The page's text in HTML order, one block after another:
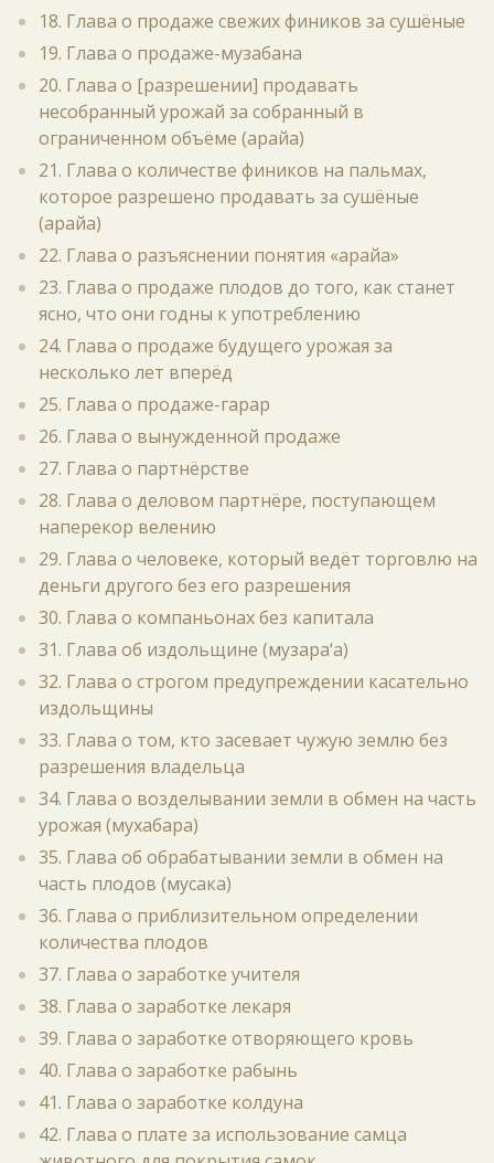
18. Глава о продаже свежих фиников за сушёные
19. Глава о продаже-музабана
20. Глава о [разрешении] продавать
несобранный урожай за собранный в
ограниченном объёме (арайа)
21. Глава о количестве фиников на пальмах,
которое разрешено продавать за сушёные
(арайа)
22. Глава о разъяснении понятия «арайа»
23. Глава о продаже плодов до того, как станет
ясно, что они годны к употреблению
24. Глава о продаже будущего урожая за
несколько лет вперёд
25. Глава о продаже-гарар
26. Глава о вынужденной продаже
27. Глава о партнёрстве
28. Глава о деловом партнёре, поступающем
наперекор велению
29. Глава о человеке, который ведёт торговлю на
деньги другого без его разрешения
30. Глава о компаньонах без капитала
31. Глава об издольщине (музара‘а)
32. Глава о строгом предупреждении касательно
издольщины
33. Глава о том, кто засевает чужую землю без
разрешения владельца
34. Глава о возделывании земли в обмен на часть
урожая (мухабара)
35. Глава об обрабатывании земли в обмен на
часть плодов (мусака)
36. Глава о приблизительном определении
количества плодов
37. Глава о заработке учителя
38. Глава о заработке лекаря
39. Глава о заработке отворяющего кровь
40. Глава о заработке рабынь
41. Глава о заработке колдуна
42. Глава о плате за использование самца